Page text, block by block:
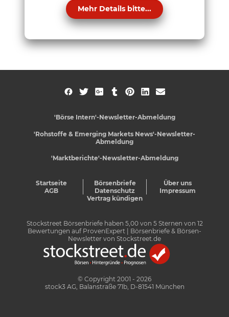
Mehr Details bitte...
'Börse Intern'-Newsletter-Abmeldung
'Rohstoffe & Emerging Markets News'-Newsletter-
Abmeldung
'Marktberichte'-Newsletter-Abmeldung
Startseite Börsenbriefe
Über uns
AGB
Datenschutz
Impressum
Vertrag kündigen
Stockstreet Börsenbriefe haben 5,00von 5Sternen von 12
Bewertungen auf ProvenExpert
| Börsenbriefe & Börsen-
Newsletter von Stockstreet.de
© Copyright 2001 - 2026
stock3 AG, Balanstraße 71b, D-81541 München